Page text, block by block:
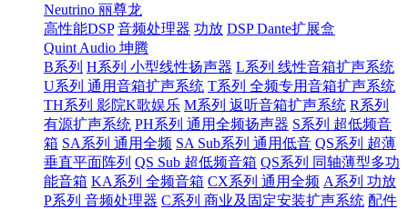
Neutrino 丽尊龙
高性能DSP 音频处理器 功放 DSP Dante扩展盒
Quint Audio 坤腾
B系列 H系列 小型线性扬声器 L系列 线性音箱扩声系统
U系列 通用音箱扩声系统 T系列 全频专用音箱扩声系统
TH系列 影院K歌娱乐 M系列 返听音箱扩声系统 R系列
有源扩声系统 PH系列 通用全频扬声器 S系列 超低频音
箱 SA系列 通用全频 SA Sub系列 通用低音 QS系列 超薄
垂直平面阵列 QS Sub 超低频音箱 QS系列 同轴薄型多功
能音箱 KA系列 全频音箱 CX系列 通用全频 A系列 功放
P系列 音频处理器 C系列 商业及固定安装扩声系统 配件